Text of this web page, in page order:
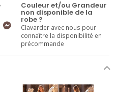
Couleur et/ou Grandeur
non disponible de la
robe ?
Clavarder avec nous pour
connaître la disponibilité en
précommande